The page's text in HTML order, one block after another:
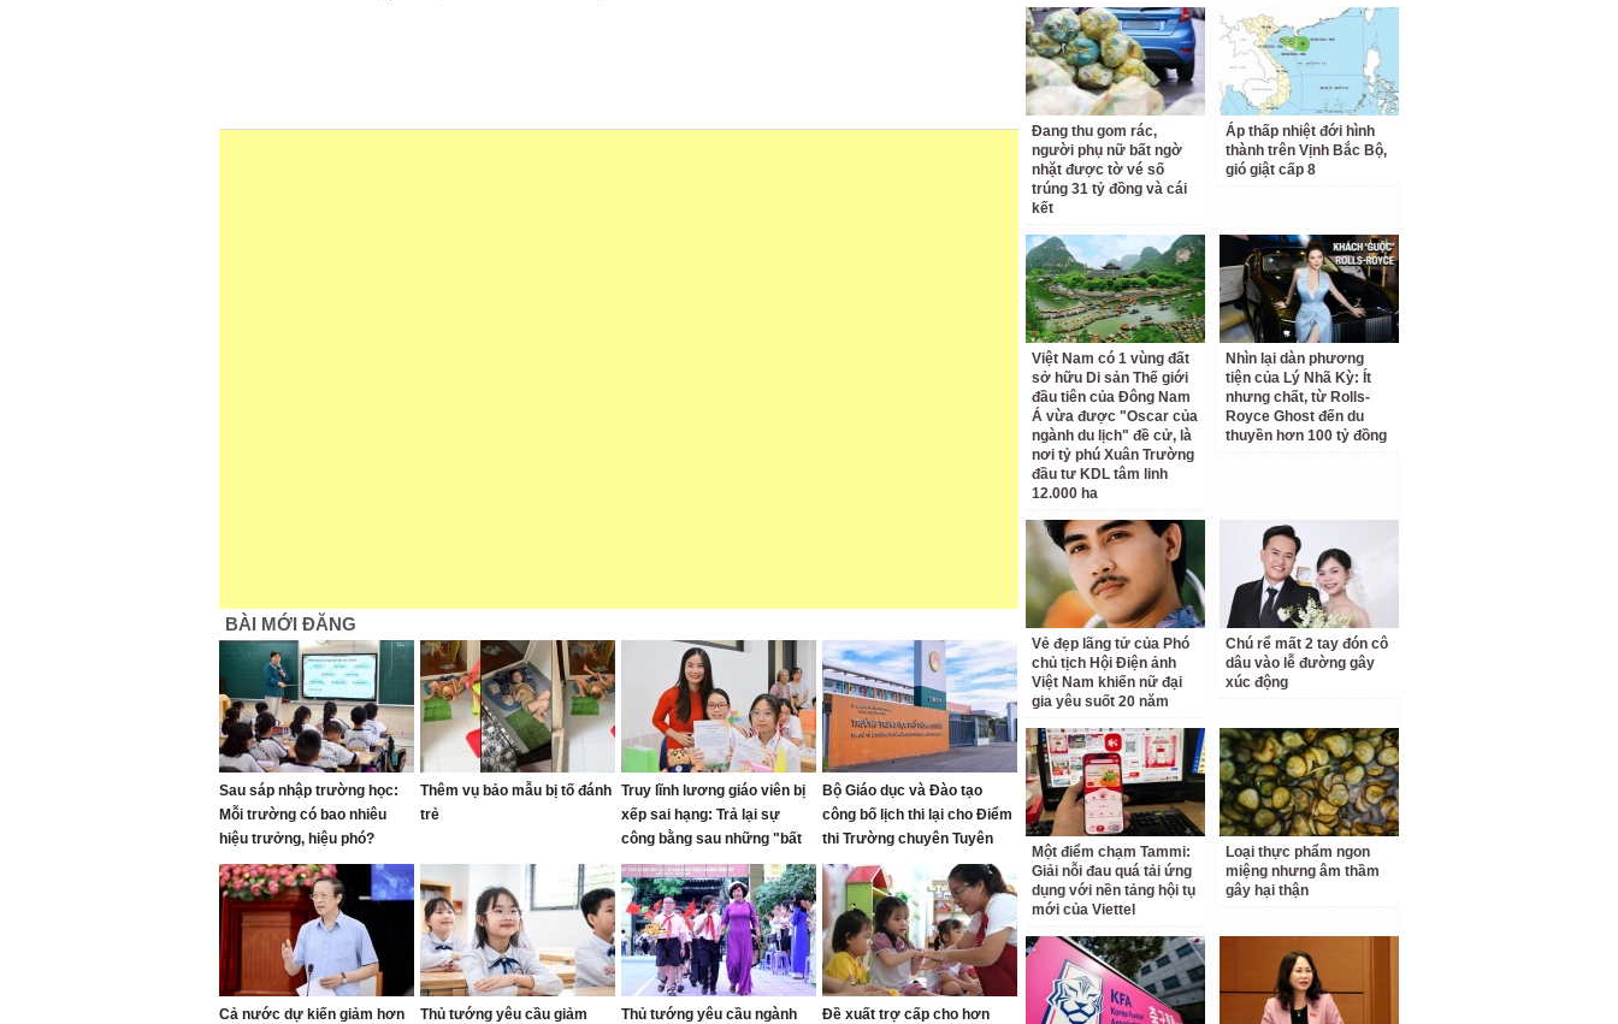
BÀI MỚI ĐĂNG
Sau sáp nhập trường học:
Mỗi trường có bao nhiêu
hiệu trưởng, hiệu phó?
Thêm vụ bảo mẫu bị tố đánh
trẻ
Truy lĩnh lương giáo viên bị
xếp sai hạng: Trả lại sự
công bằng sau những "bất
cập"
Bộ Giáo dục và Đào tạo
công bố lịch thi lại cho Điểm
thi Trường chuyên Tuyên
Quang
Cả nước dự kiến giảm hơn
Thủ tướng yêu cầu giảm
Thủ tướng yêu cầu ngành
Đề xuất trợ cấp cho hơn
Đang thu gom rác,
người phụ nữ bất ngờ
nhặt được tờ vé số
trúng 31 tỷ đồng và cái
kết
Áp thấp nhiệt đới hình
thành trên Vịnh Bắc Bộ,
gió giật cấp 8
Việt Nam có 1 vùng đất
sở hữu Di sản Thế giới
đầu tiên của Đông Nam
Á vừa được "Oscar của
ngành du lịch" đề cử, là
nơi tỷ phú Xuân Trường
đầu tư KDL tâm linh
12.000 ha
Nhìn lại dàn phương
tiện của Lý Nhã Kỳ: Ít
nhưng chất, từ Rolls-
Royce Ghost đến du
thuyền hơn 100 tỷ đồng
Vẻ đẹp lãng tử của Phó
chủ tịch Hội Điện ảnh
Việt Nam khiến nữ đại
gia yêu suốt 20 năm
Chú rể mất 2 tay đón cô
dâu vào lễ đường gây
xúc động
Một điểm chạm Tammi:
Giải nỗi đau quá tải ứng
dụng với nền tảng hội tụ
mới của Viettel
Loại thực phẩm ngon
miệng nhưng âm thầm
gây hại thận